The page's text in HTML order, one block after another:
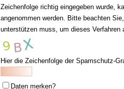
Zeichenfolge richtig eingegeben wurde,
angenommen werden. Bitte beachten
unterstützen muss, um dieses Verfahren
Hier die Zeichenfolge der Spamschutz-
Daten merken?